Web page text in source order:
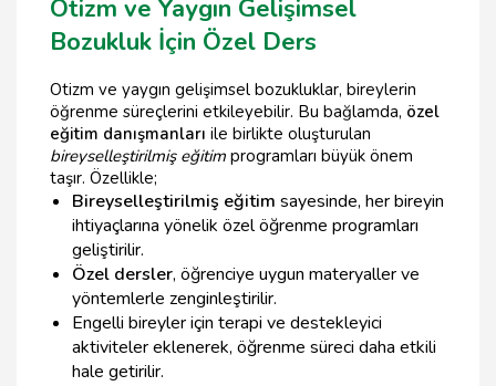
Otizm ve Yaygın Gelişimsel
Bozukluk İçin Özel Ders
Otizm ve yaygın gelişimsel bozukluklar, bireylerin
öğrenme süreçlerini etkileyebilir. Bu bağlamda, özel
eğitim danışmanları ile birlikte oluşturulan
bireyselleştirilmiş eğitim programları büyük önem
taşır. Özellikle;
Bireyselleştirilmiş eğitim sayesinde, her bireyin
ihtiyaçlarına yönelik özel öğrenme programları
geliştirilir.
Özel dersler, öğrenciye uygun materyaller ve
yöntemlerle zenginleştirilir.
Engelli bireyler için terapi ve destekleyici
aktiviteler eklenerek, öğrenme süreci daha etkili
hale getirilir.